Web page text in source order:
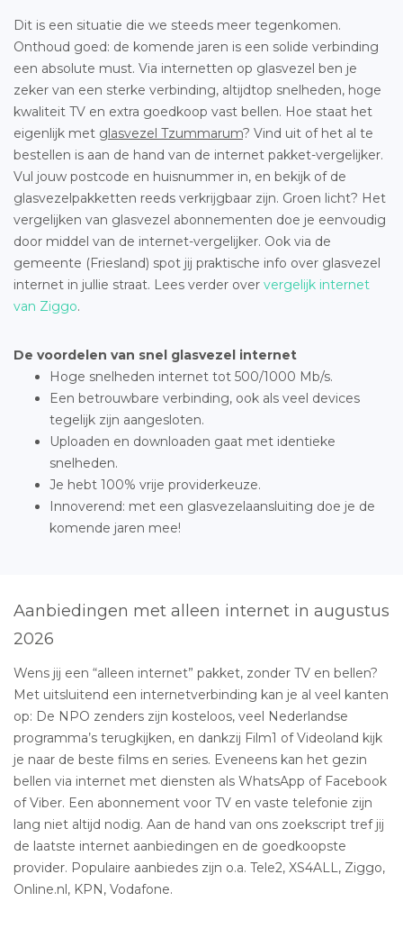
Dit is een situatie die we steeds meer tegenkomen.
Onthoud goed: de komende jaren is een solide verbinding
een absolute must. Via internetten op glasvezel ben je
zeker van een sterke verbinding, altijdtop snelheden, hoge
kwaliteit TV en extra goedkoop vast bellen. Hoe staat het
eigenlijk met glasvezel Tzummarum? Vind uit of het al te
bestellen is aan de hand van de internet pakket-vergelijker.
Vul jouw postcode en huisnummer in, en bekijk of de
glasvezelpakketten reeds verkrijgbaar zijn. Groen licht? Het
vergelijken van glasvezel abonnementen doe je eenvoudig
door middel van de internet-vergelijker. Ook via de
gemeente (Friesland) spot jij praktische info over glasvezel
internet in jullie straat. Lees verder over vergelijk internet
van Ziggo.
De voordelen van snel glasvezel internet
Hoge snelheden internet tot 500/1000 Mb/s.
Een betrouwbare verbinding, ook als veel devices
tegelijk zijn aangesloten.
Uploaden en downloaden gaat met identieke
snelheden.
Je hebt 100% vrije providerkeuze.
Innoverend: met een glasvezelaansluiting doe je de
komende jaren mee!
Aanbiedingen met alleen internet in augustus
2026
Wens jij een “alleen internet” pakket, zonder TV en bellen?
Met uitsluitend een internetverbinding kan je al veel kanten
op: De NPO zenders zijn kosteloos, veel Nederlandse
programma’s terugkijken, en dankzij Film1 of Videoland kijk
je naar de beste films en series. Eveneens kan het gezin
bellen via internet met diensten als WhatsApp of Facebook
of Viber. Een abonnement voor TV en vaste telefonie zijn
lang niet altijd nodig. Aan de hand van ons zoekscript tref jij
de laatste internet aanbiedingen en de goedkoopste
provider. Populaire aanbiedes zijn o.a. Tele2, XS4ALL, Ziggo,
Online.nl, KPN, Vodafone.